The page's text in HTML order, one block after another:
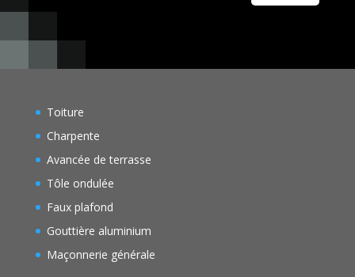
Toiture
Charpente
Avancée de terrasse
Tôle ondulée
Faux plafond
Gouttière aluminium
Maçonnerie générale